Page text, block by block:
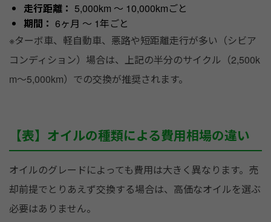
走行距離： 5,000km 〜 10,000kmごと
期間： 6ヶ月 〜 1年ごと
※ターボ車、軽自動車、悪路や短距離走行が多い（シビア
コンディション）場合は、上記の半分のサイクル（2,500k
m〜5,000km）での交換が推奨されます。
【表】オイルの種類による費用相場の違い
オイルのグレードによっても費用は大きく異なります。売
却前提でとりあえず交換する場合は、高価なオイルを選ぶ
必要はありません。